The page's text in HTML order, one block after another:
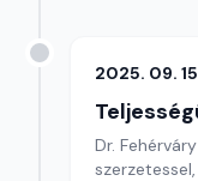
2025. 09.
Dr.